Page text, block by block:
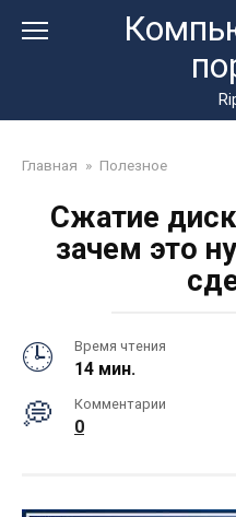
Главная » Полезное
Сжатие
зачем это
Время чтения
14 мин.
Комментарии
0